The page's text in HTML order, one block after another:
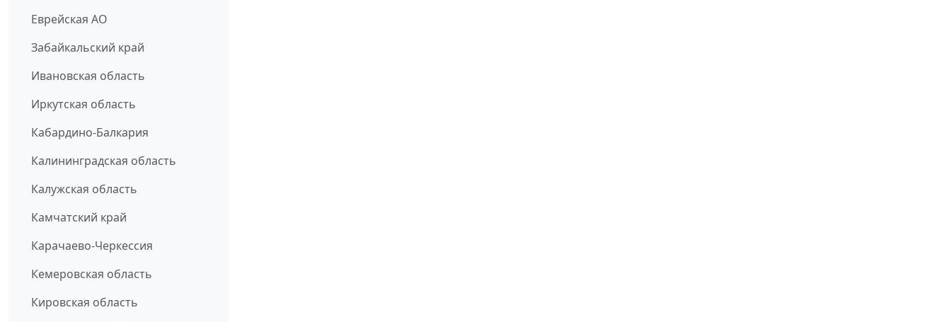
Еврейская АО
Забайкальский край
Ивановская область
Иркутская область
Кабардино-Балкария
Калининградская область
Калужская область
Камчатский край
Карачаево-Черкессия
Кемеровская область
Кировская область